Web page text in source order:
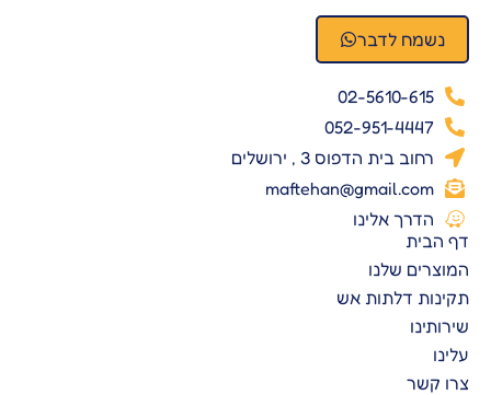
נשמח לדבר
02-5610-615
052-951-4447
רחוב בית הדפוס 3 , ירושלים
maftehan@gmail.com
הדרך אלינו
דף הבית
המוצרים שלנו
תקינות דלתות אש
שירותינו
עלינו
צרו קשר